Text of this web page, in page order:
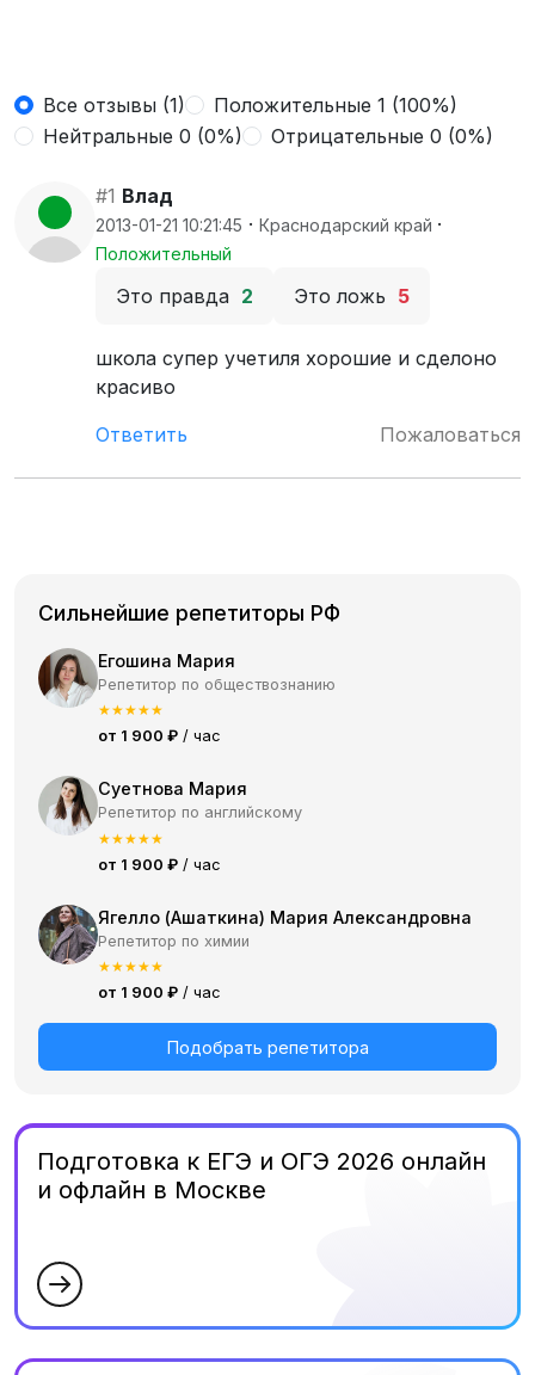
Все отзывы (1)
Положительные 1 (100%)
Нейтральные 0 (0%)
Отрицательные 0 (0%)
#1 Влад
2013-01-21 10:21:45 · Краснодарский край ·
Положительный
Это правда 2 Это ложь 5
школа супер учетиля хорошие и сделоно
красиво
Ответить
Пожаловаться
Сильнейшие репетиторы РФ
Егошина Мария
Репетитор по обществознанию
★★★★★
от 1 900 ₽ / час
Суетнова Мария
Репетитор по английскому
★★★★★
от 1 900 ₽ / час
Ягелло (Ашаткина) Мария Александровна
Репетитор по химии
★★★★★
от 1 900 ₽ / час
Подобрать репетитора
Подготовка к ЕГЭ и ОГЭ 2026 онлайн
и офлайн в Москве